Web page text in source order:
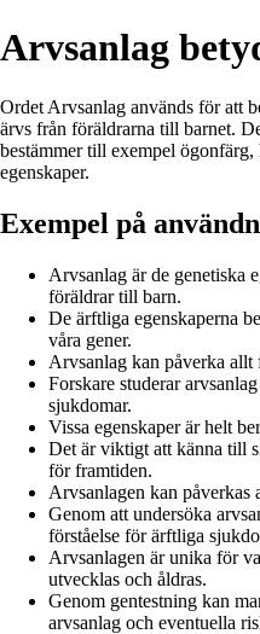
Arvsanlag
Ordet Arvsanlag används för att
ärvs från föräldrarna till barnet.
bestämmer till exempel
egenskaper.
Exempel på
Arvsanlag är de genetiska
föräldrar till barn.
De ärftliga egenskaperna
våra gener.
Arvsanlag kan påverka
Forskare studerar
sjukdomar.
Vissa egenskaper är helt
Det är viktigt att känna till
för framtiden.
Arvsanlagen kan
Genom att undersöka
förståelse för ärftliga
Arvsanlagen är unika för
utvecklas och åldras.
Genom gentestning kan
arvsanlag och eventuella